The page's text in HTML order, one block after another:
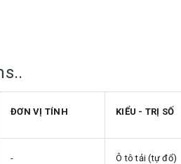
ĐƠN VỊ TÍNH KIỂU - TRỊ SỐ
- Ô tô tải (tự đổ)